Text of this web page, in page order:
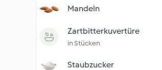
Mandeln
Zartbitterkuvertüre
in Stücken
Staubzucker